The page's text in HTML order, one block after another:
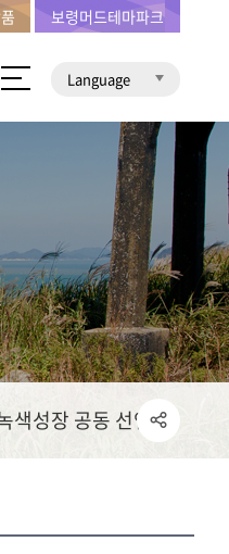
Language
보령머드테마파크
색성장 공동 선언문